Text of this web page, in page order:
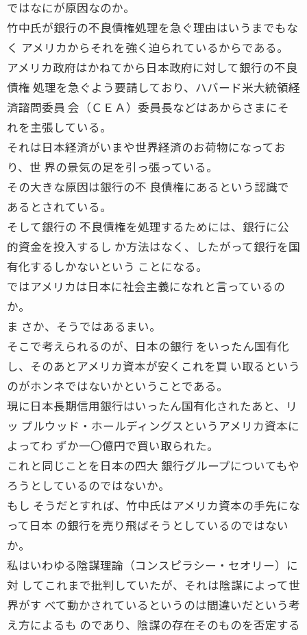
ではなにが原因なのか。
竹中氏が銀行の不良債権処理を急ぐ理由はいうまでもな
く アメリカからそれを強く迫られているからである。
アメリカ政府はかねてから日本政府に対して銀行の不良
債権 処理を急ぐよう要請しており、ハバード米大統領経
済諮問委員 会（ＣＥＡ）委員長などはあからさまにそ
れを主張している。
それは日本経済がいまや世界経済のお荷物になってお
り、世 界の景気の足を引っ張っている。
その大きな原因は銀行の不 良債権にあるという認識で
あるとされている。
そして銀行の 不良債権を処理するためには、銀行に公
的資金を投入するし か方法はなく、したがって銀行を国
有化するしかないという ことになる。
ではアメリカは日本に社会主義になれと言っているの
か。
ま さか、そうではあるまい。
そこで考えられるのが、日本の銀行 をいったん国有化
し、そのあとアメリカ資本が安くこれを買 い取るという
のがホンネではないかということである。
現に日本長期信用銀行はいったん国有化されたあと、リ
ッ プルウッド・ホールディングスというアメリカ資本に
よってわ ずか一〇億円で買い取られた。
これと同じことを日本の四大 銀行グループについてもや
ろうとしているのではないか。
もし そうだとすれば、竹中氏はアメリカ資本の手先にな
って日本 の銀行を売り飛ばそうとしているのではない
か。
私はいわゆる陰謀理論（コンスピラシー・セオリー）に
対 してこれまで批判していたが、それは陰謀によって世
界がす べて動かされているというのは間違いだという考
え方によるも のであり、陰謀の存在そのものを否定する